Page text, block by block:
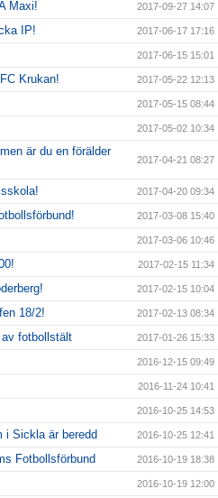
Maxi! 2017-09-27 14:07
IP! 2017-06-17 17:16
2017-06-15 15:01
Krukan! 2017-05-22 12:13
2017-05-15 08:44
2017-05-02 10:34
är du en förälder
2017-04-21 08:27
2017-04-20 09:34
2017-03-08 15:40
2017-03-06 10:46
2017-02-15 11:34
2017-02-15 10:04
18/2! 2017-02-13 08:34
av fotbollstält 2017-01-26 15:33
2016-12-15 09:49
2016-11-24 10:41
2016-10-25 14:53
i Sickla är beredd 2016-10-25 12:41
Fotbollsförbund 2016-10-19 18:38
2016-10-19 12:00